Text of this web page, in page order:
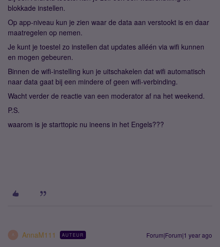
blokkade instellen.
Op app-niveau kun je zien waar de data aan verstookt is en daar
maatregelen op nemen.
Je kunt je toestel zo instellen dat updates alléén via wifi kunnen
en mogen gebeuren.
Binnen de wifi-instelling kun je uitschakelen dat wifi automatisch
naar data gaat bij een mindere of geen wifi-verbinding.
Wacht verder de reactie van een moderator af na het weekend.
P.S.
waarom is je starttopic nu ineens in het Engels???
A AnnaM111 AUTEUR Forum|Forum|1 year ago